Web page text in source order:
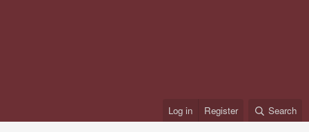
Log in Register Search